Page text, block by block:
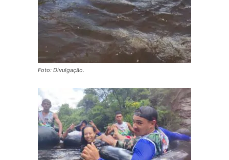
Foto: Divulgação.